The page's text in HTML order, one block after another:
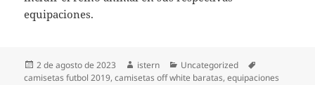
equipaciones.
Publicado
el
2 de agosto de 2023 Autor
istern Categorías
Uncategorized
camisetas futbol 2019,camisetas off white baratas,equipaciones